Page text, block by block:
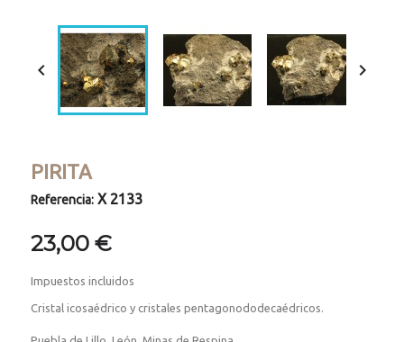
 
PIRITA
Referencia: X 2133
23,00 €
Impuestos incluidos
Cristal icosaédrico y cristales pentagonododecaédricos.